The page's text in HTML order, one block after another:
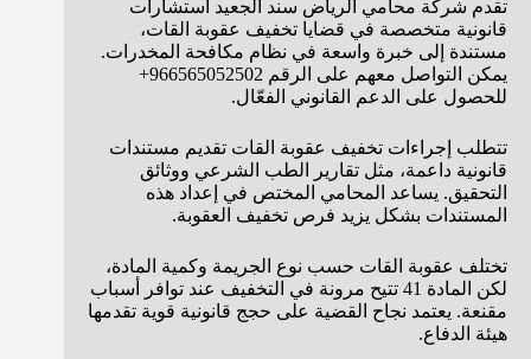
تقدم شركة محامي الرياض سند الجعيد استشارات
قانونية متخصصة في قضايا تخفيف عقوبة القات،
مستندة إلى خبرة واسعة في نظام مكافحة المخدرات.
يمكن التواصل معهم على الرقم 966565052502+
للحصول على الدعم القانوني الفعّال.
تتطلب إجراءات تخفيف عقوبة القات تقديم مستندات
قانونية داعمة، مثل تقارير الطب الشرعي ووثائق
التحقيق. يساعد المحامي المختص في إعداد هذه
المستندات بشكل يزيد فرص تخفيف العقوبة.
تختلف عقوبة القات حسب نوع الجريمة وكمية المادة،
لكن المادة 41 تتيح مرونة في التخفيف عند توافر أسباب
مقنعة. يعتمد نجاح القضية على حجج قانونية قوية تقدمها
هيئة الدفاع.